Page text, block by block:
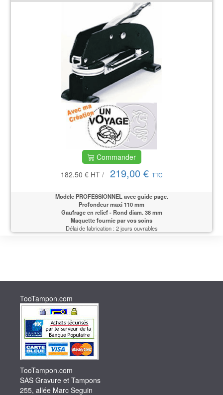
Commander
182.50 € HT/ 219,00 € TTC
Modèle PROFESSIONNELavec guide page.
Profondeur maxi 110 mm
Gaufrage en relief - Rond diam. 38 mm
Maquette fournie par vos soins
Délai de fabrication : 2 jours ouvrables
TooTampon.com
TooTampon.com
SAS Gravure et Tampons
255, allée Marc Seguin